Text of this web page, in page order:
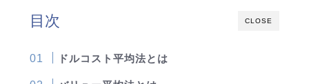
CLOSE
目次
ドルコスト平均法とは